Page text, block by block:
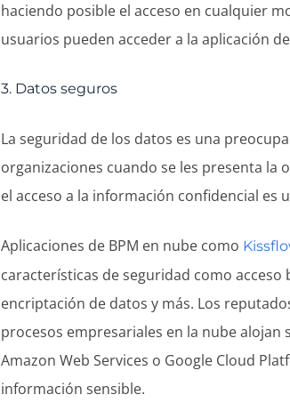
haciendo posible el acceso en cualquier
usuarios pueden acceder a la aplicación
3. Datos seguros
La seguridad de los datos es una
organizaciones cuando se les presenta la
el acceso a la información confidencial es
Aplicaciones de BPM en nube como
características de seguridad como
encriptación de datos y más. Los
procesos empresariales en la nube
Amazon Web Services o Google Cloud
información sensible.